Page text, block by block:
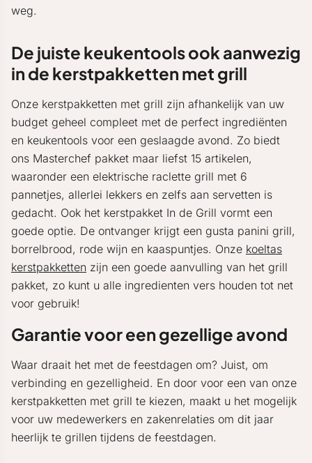
weg.
De juiste keukentools ook aanwezig
in de kerstpakketten met grill
Onze kerstpakketten met grill zijn afhankelijk van uw
budget geheel compleet met de perfect ingrediënten
en keukentools voor een geslaagde avond. Zo biedt
ons Masterchef pakket maar liefst 15 artikelen,
waaronder een elektrische raclette grill met 6
pannetjes, allerlei lekkers en zelfs aan servetten is
gedacht. Ook het kerstpakket In de Grill vormt een
goede optie. De ontvanger krijgt een gusta panini grill,
borrelbrood, rode wijn en kaaspuntjes. Onze koeltas
kerstpakketten zijn een goede aanvulling van het grill
pakket, zo kunt u alle ingredienten vers houden tot net
voor gebruik!
Garantie voor een gezellige avond
Waar draait het met de feestdagen om? Juist, om
verbinding en gezelligheid. En door voor een van onze
kerstpakketten met grill te kiezen, maakt u het mogelijk
voor uw medewerkers en zakenrelaties om dit jaar
heerlijk te grillen tijdens de feestdagen.